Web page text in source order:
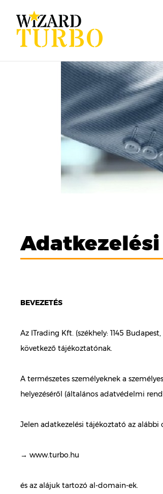
BEVEZETÉS
Az ITrading Kft. (székhely: 1145
következő tájékoztatónak.
A természetes személyeknek a
helyezéséről (általános adatvédelmi
Jelen adatkezelési tájékoztató az alábbi
→ www.turbo.hu
és az alájuk tartozó al-domain-ek.